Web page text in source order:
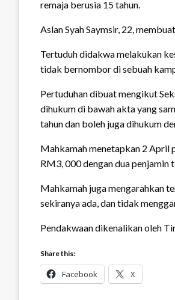
remaja berusia 15 tahun.
Aslan Syah Saymsir, 22,
Tertuduh didakwa melakukan
tidak bernombor di sebuah
Pertuduhan dibuat mengikut
dihukum di bawah akta yang
tahun dan boleh juga dihukum
Mahkamah menetapkan 2 April
RM3, 000 dengan dua penjamin
Mahkamah juga mengarahkan
sekiranya ada, dan tidak
Pendakwaan dikenalikan oleh
Share this:
Facebook X